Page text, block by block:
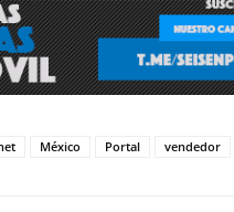
México Portal vendedor